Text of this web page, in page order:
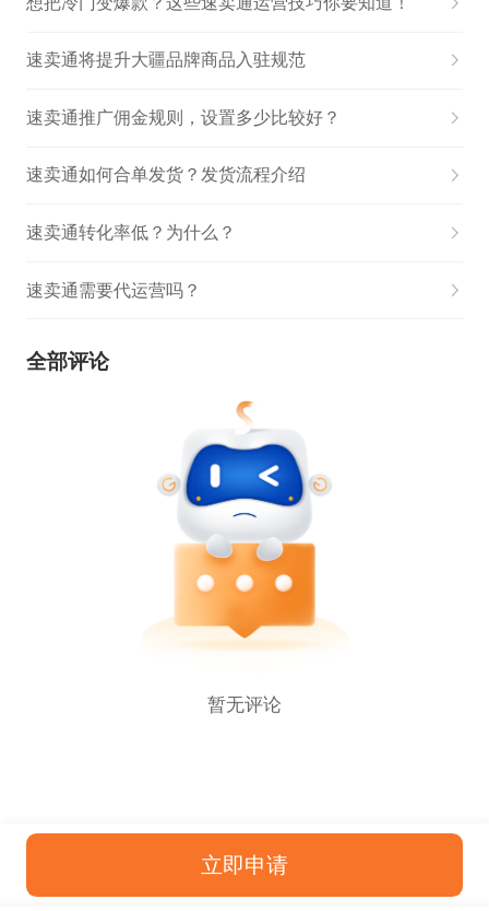
速卖通将提升大疆品牌商品入驻规范
速卖通推广佣金规则，设置多少比较好？
速卖通如何合单发货？发货流程介绍
速卖通转化率低？为什么？
速卖通需要代运营吗？
全部评论
暂无评论
立即申请